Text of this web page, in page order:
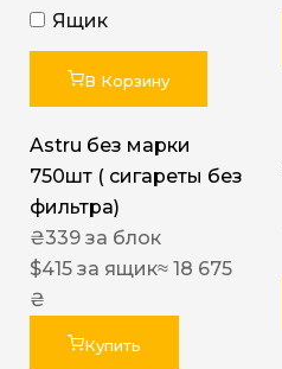
Ящик
В Корзину
Astru без марки
750шт ( сигареты без
фильтра)
₴339 за блок
$415 за ящик≈ 18 675
₴
Купить